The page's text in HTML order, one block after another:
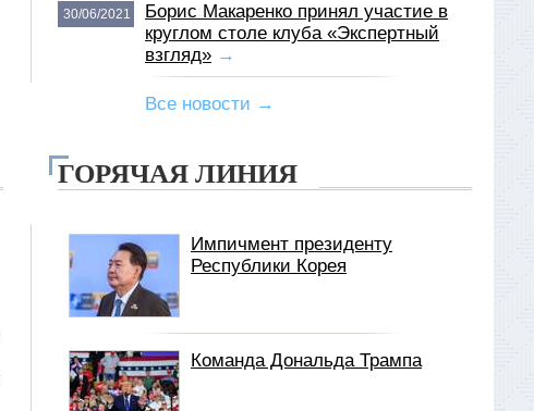
30/06/2021
Борис Макаренко принял участие в
круглом столе клуба «Экспертный
взгляд» →
Все новости →
ГОРЯЧАЯ ЛИНИЯ
Импичмент президенту
Республики Корея
Команда Дональда Трампа